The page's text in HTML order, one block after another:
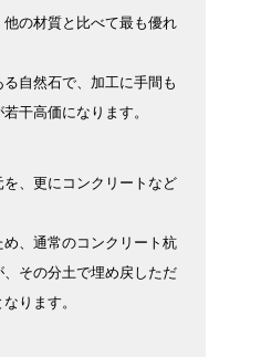
の材質と比べて最も優れ
自然石で、加工に手間も
干高価になります。
、更にコンクリートなど
、通常のコンクリート杭
その分土で埋め戻しただ
ります。